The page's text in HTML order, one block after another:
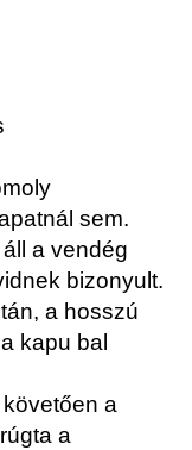
sem.
a vendég
bizonyult.
a hosszú
kapu bal
követően a
a